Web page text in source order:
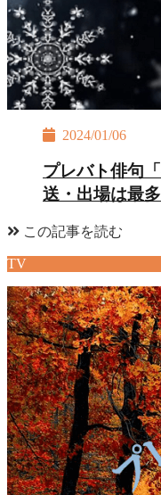
2024/01/06
プレバト俳句
送・出場は最
この記事を読む
TV